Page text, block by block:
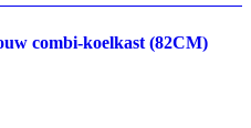
combi-koelkast (82CM)